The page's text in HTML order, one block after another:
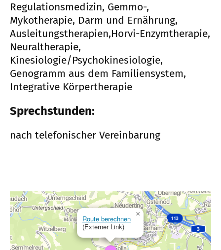
Regulationsmedizin, Gemmo-,
Mykotherapie, Darm und Ernährung,
Ausleitungstherapien,Horvi-Enzymtherapie,
Neuraltherapie,
Kinesiologie/Psychokinesiologie,
Genogramm aus dem Familiensystem,
Integrative Körpertherapie
Sprechstunden:
nach telefonischer Vereinbarung
Route berechnen
(Externer Link)
×